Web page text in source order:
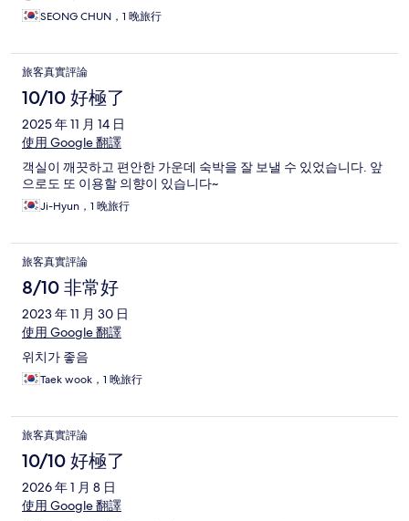
SEONG CHUN，1 晚旅行
旅客真實評論
10/10 好極了
2025 年 11 月 14 日
使用 Google 翻譯
객실이 깨끗하고 편안한 가운데 숙박을 잘 보낼 수 있었습니다. 앞
으로도 또 이용할 의향이 있습니다~
Ji-Hyun，1 晚旅行
旅客真實評論
8/10 非常好
2023 年 11 月 30 日
使用 Google 翻譯
위치가 좋음
Taek wook，1 晚旅行
旅客真實評論
10/10 好極了
2026 年 1 月 8 日
使用 Google 翻譯